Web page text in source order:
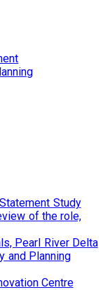
Study
of the role,
Pearl River Delta
and Planning
Centre